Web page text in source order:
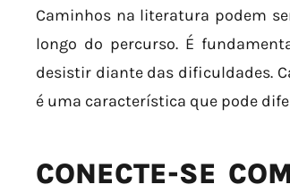
Caminhos na literatura podem
longo do percurso. É
desistir diante das dificuldades.
é uma característica que pode
CONECTE-SE